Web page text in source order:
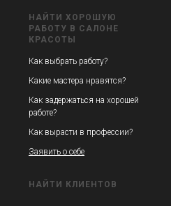
НАЙТИ ХОРОШУЮ
РАБОТУ В САЛОНЕ
КРАСОТЫ
Как выбрать работу?
Какие мастера нравятся?
Как задержаться на хорошей
работе?
Как вырасти в профессии?
Заявить о себе
НАЙТИ КЛИЕНТОВ